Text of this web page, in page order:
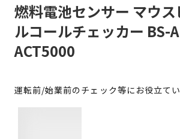
燃料電池センサー マウ
ルコールチェッカー BS-
ACT5000
運転前/始業前のチェック等にお役立てい